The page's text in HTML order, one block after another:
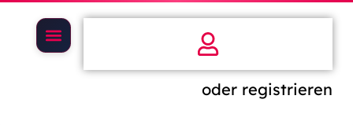
oder registrieren